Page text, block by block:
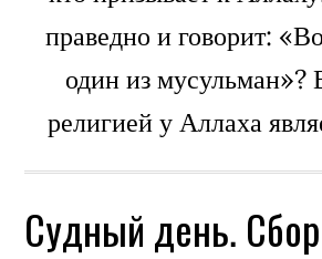
праведно и говорит:
один из мусульман»?
религией у Аллаха
Судный день. Сбор